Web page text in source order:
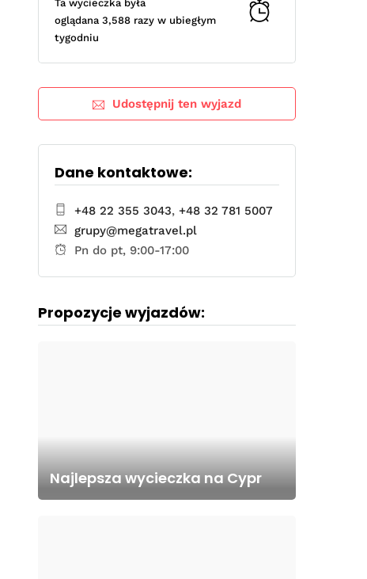
Ta wycieczka była
oglądana 3,588 razy w ubiegłym
tygodniu
Udostępnij ten wyjazd
Dane kontaktowe:
+48 22 355 3043,+48 32 781 5007
grupy@megatravel.pl
Pn do pt, 9:00-17:00
Propozycje wyjazdów:
Najlepsza wycieczka na Cypr